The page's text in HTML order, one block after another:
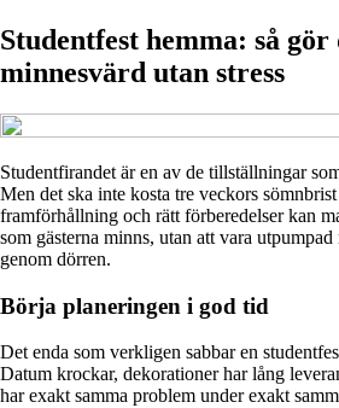
Studentfest hemma: så gör
minnesvärd utan stress
Studentfirandet är en av de tillställningar
Men det ska inte kosta tre veckors
framförhållning och rätt förberedelser kan
som gästerna minns, utan att vara
genom dörren.
Börja planeringen i god tid
Det enda som verkligen sabbar en
Datum krockar, dekorationer har lång
har exakt samma problem under exakt